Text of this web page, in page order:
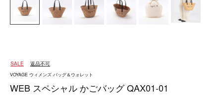
SALE 返品不可
VOYAGE ウィメンズ バッグ＆ウォレット
WEB スペシャル かごバッグ QAX01-01